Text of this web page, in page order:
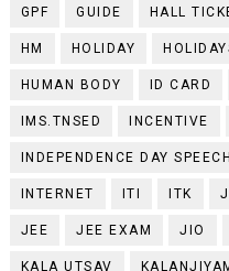
GPF GUIDE HALL
HM HOLIDAY
HUMAN BODY ID CARD
IMS.TNSED INCENTIVE
INDEPENDENCE DAY SPEECH
INTERNET ITI ITK
JEE JEE EXAM JIO
KALA UTSAV